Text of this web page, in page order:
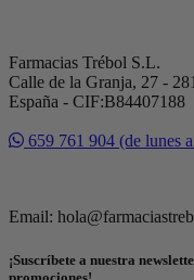
Farmacias Trébol S.L.
Calle de la Granja, 27 -
España - CIF:B84407188
659 761 904 (de lunes
Email:
¡Suscríbete a nuestra